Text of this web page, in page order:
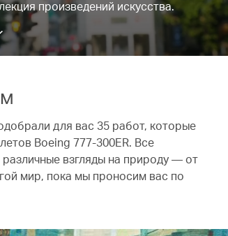
произведений искусства.
для вас 35 работ, которые
Boeing 777-300ER. Все
взгляды на природу — от
мир, пока мы проносим вас по